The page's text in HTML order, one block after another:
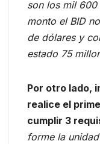
son los mil 600
monto el BID
de dólares y
estado 75
Por otro lado,
realice el
cumplir 3
forme la